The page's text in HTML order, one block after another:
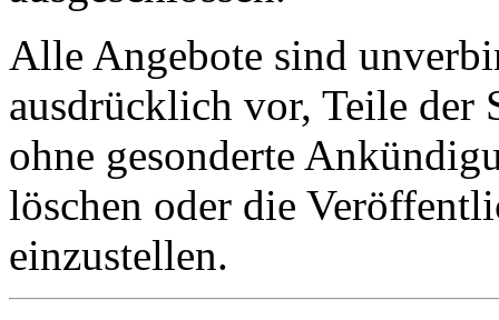
Alle Angebote sind
ausdrücklich vor, Teile der
ohne gesonderte
löschen oder die
einzustellen.